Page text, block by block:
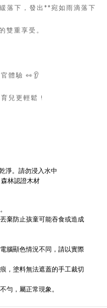
落下，發出**宛如雨滴落下
雙重享受。
體驗 👀👂
兒更輕鬆 !
淨。請勿浸入水中
林認證木材
棄防止孩童可能吞食或造成
腦顯色情況不同，請以實際
，塗料無法遮蓋的手工裁切
勻，屬正常現象。